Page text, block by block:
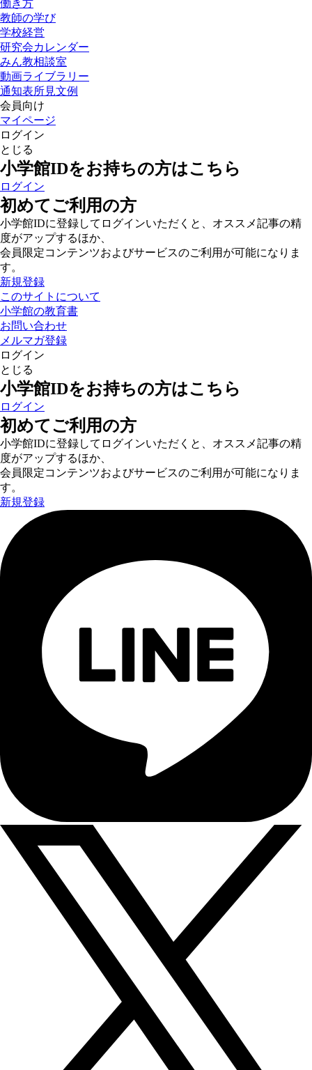
働き方
教師の学び
学校経営
研究会カレンダー
みん教相談室
動画ライブラリー
通知表所見文例
会員向け
マイページ
ログイン
とじる
小学館IDをお持ちの方はこちら
ログイン
初めてご利用の方
小学館IDに登録してログインいただくと、オススメ記事の精
度がアップするほか、
会員限定コンテンツおよびサービスのご利用が可能になりま
す。
新規登録
このサイトについて
小学館の教育書
お問い合わせ
メルマガ登録
ログイン
とじる
小学館IDをお持ちの方はこちら
ログイン
初めてご利用の方
小学館IDに登録してログインいただくと、オススメ記事の精
度がアップするほか、
会員限定コンテンツおよびサービスのご利用が可能になりま
す。
新規登録